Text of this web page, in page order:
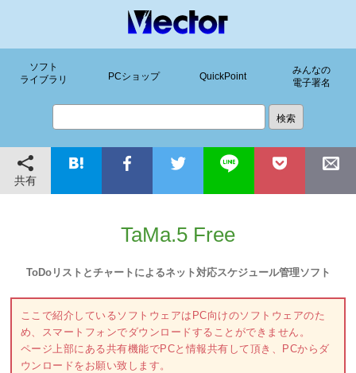
ソフト
ライブラリ
PCショップ QuickPoint
みんなの
電子署名
共有
TaMa.5 Free
ToDoリストとチャートによるネット対応スケジュール管理ソフト
ここで紹介しているソフトウェアはPC向けのソフトウェアのた
め、スマートフォンでダウンロードすることができません。
ページ上部にある共有機能でPCと情報共有して頂き、PCからダ
ウンロードをお願い致します。